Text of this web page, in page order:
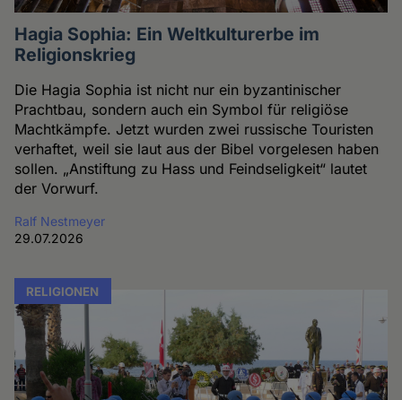
Hagia Sophia: Ein Weltkulturerbe im
Religionskrieg
Die Hagia Sophia ist nicht nur ein byzantinischer
Prachtbau, sondern auch ein Symbol für religiöse
Machtkämpfe. Jetzt wurden zwei russische Touristen
verhaftet, weil sie laut aus der Bibel vorgelesen haben
sollen. „Anstiftung zu Hass und Feindseligkeit“ lautet
der Vorwurf.
Ralf Nestmeyer
29.07.2026
RELIGIONEN